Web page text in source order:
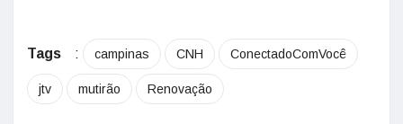
Tags : campinas CNH ConectadoComVocê
jtv mutirão Renovação